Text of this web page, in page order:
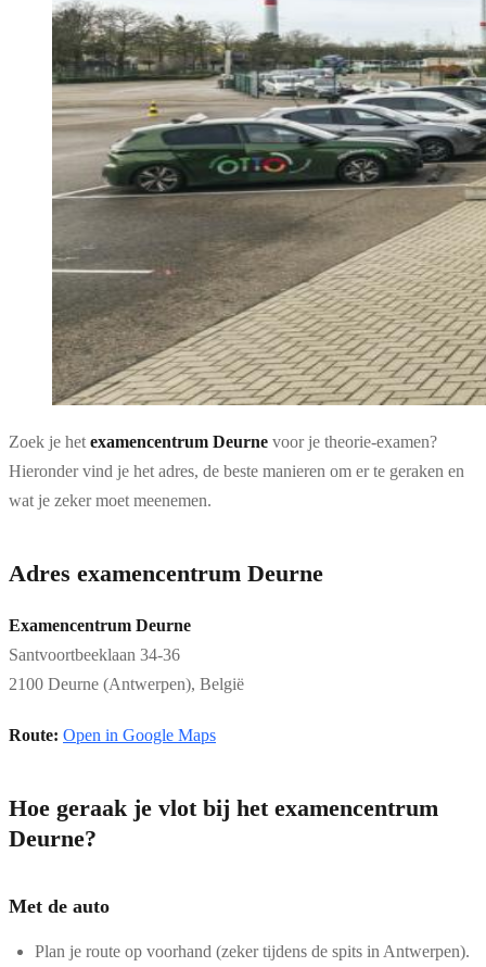
Zoek je het examencentrum Deurne voor je theorie-examen?
Hieronder vind je het adres, de beste manieren om er te geraken en
wat je zeker moet meenemen.
Adres examencentrum Deurne
Examencentrum Deurne
Santvoortbeeklaan 34-36
2100 Deurne (Antwerpen), België
Route: Open in Google Maps
Hoe geraak je vlot bij het examencentrum
Deurne?
Met de auto
Plan je route op voorhand (zeker tijdens de spits in Antwerpen).